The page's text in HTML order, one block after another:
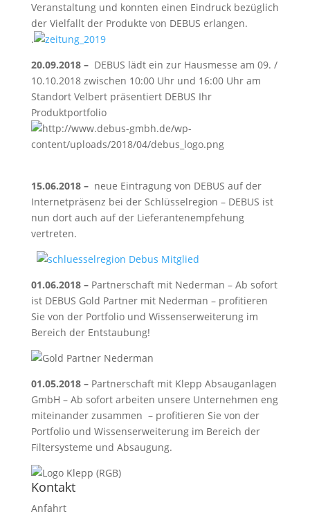
Veranstaltung und konnten einen Eindruck bezüglich
der Vielfallt der Produkte von DEBUS erlangen.
.
20.09.2018 – DEBUS lädt ein zur Hausmesse am 09. /
10.10.2018 zwischen 10:00 Uhr und 16:00 Uhr am
Standort Velbert präsentiert DEBUS Ihr
Produktportfolio
15.06.2018 – neue Eintragung von DEBUS auf der
Internetpräsenz bei der Schlüsselregion – DEBUS ist
nun dort auch auf der Lieferantenempfehung
vertreten.
01.06.2018 – Partnerschaft mit Nederman – Ab sofort
ist DEBUS Gold Partner mit Nederman – profitieren
Sie von der Portfolio und Wissenserweiterung im
Bereich der Entstaubung!
01.05.2018 – Partnerschaft mit Klepp Absauganlagen
GmbH – Ab sofort arbeiten unsere Unternehmen eng
miteinander zusammen – profitieren Sie von der
Portfolio und Wissenserweiterung im Bereich der
Filtersysteme und Absaugung.
Kontakt
Anfahrt